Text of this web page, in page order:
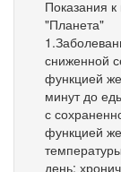
Показания
"Планета"
сниженной
функцией
минут до
с
функцией
день;